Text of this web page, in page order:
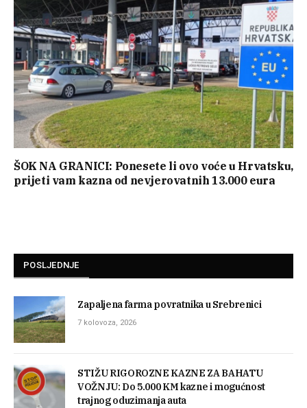
ŠOK NA GRANICI: Ponesete li ovo voće u Hrvatsku,
prijeti vam kazna od nevjerovatnih 13.000 eura
POSLJEDNJE
Zapaljena farma povratnika u Srebrenici
7 kolovoza, 2026
STIŽU RIGOROZNE KAZNE ZA BAHATU
VOŽNJU: Do 5.000 KM kazne i mogućnost
trajnog oduzimanja auta